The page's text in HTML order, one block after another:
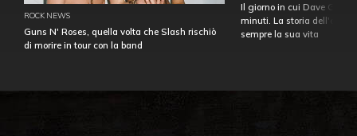
ROCK NEWS
Guns N' Roses, quella volta che Slash rischiò
di morire in tour con la band
Il giorno in cui Dave
minuti. La storia
sempre la sua vita